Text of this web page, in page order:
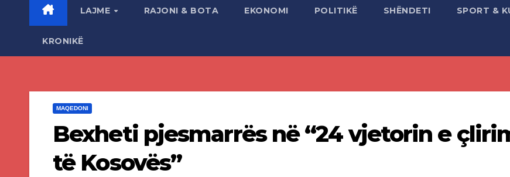
LAJME RAJONI & BOTA EKONOMI POLITIKË SHËNDETI SPORT &
KRONIKË
MAQEDONI
Bexheti pjesmarrës në “24 vjetorin e
të Kosovës”